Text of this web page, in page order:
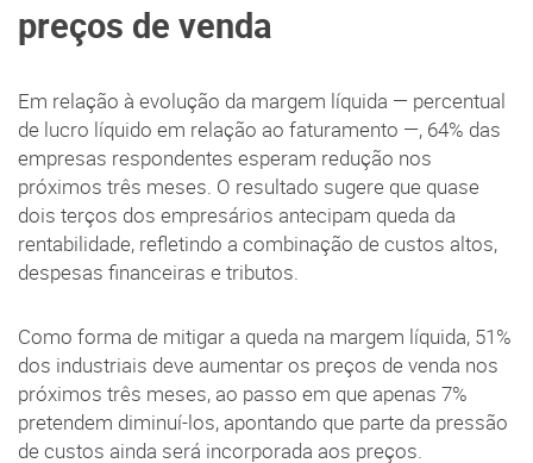
preços de venda
Em relação à evolução da margem líquida — percentual
de lucro líquido em relação ao faturamento —, 64% das
empresas respondentes esperam redução nos
próximos três meses. O resultado sugere que quase
dois terços dos empresários antecipam queda da
rentabilidade, refletindo a combinação de custos altos,
despesas financeiras e tributos.
Como forma de mitigar a queda na margem líquida, 51%
dos industriais deve aumentar os preços de venda nos
próximos três meses, ao passo em que apenas 7%
pretendem diminuí-los, apontando que parte da pressão
de custos ainda será incorporada aos preços.